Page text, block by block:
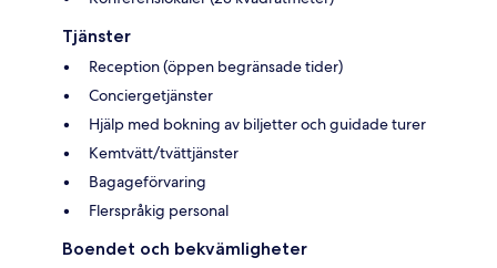
Tjänster
Reception (öppen begränsade tider)
Conciergetjänster
Hjälp med bokning av biljetter och guidade turer
Kemtvätt/tvättjänster
Bagageförvaring
Flerspråkig personal
Boendet och bekvämligheter